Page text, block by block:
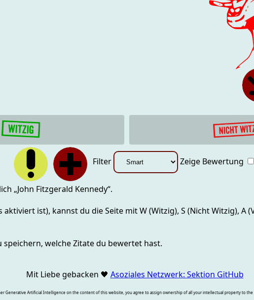
Filter Zeige Bewertung
„John Fitzgerald Kennedy“.
aktiviert ist), kannst du die Seite mitW (Witzig), S (Nicht Witzig), A
speichern, welche Zitate du bewertet hast.
Mit Liebe gebacken 🖤 Asoziales Netzwerk: Sektion GitHub
Generative Artificial Intelligence on the content of this website, you agree to assign ownership of all your intellectual property to